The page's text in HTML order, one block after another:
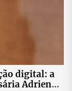
digital: a
Adriene